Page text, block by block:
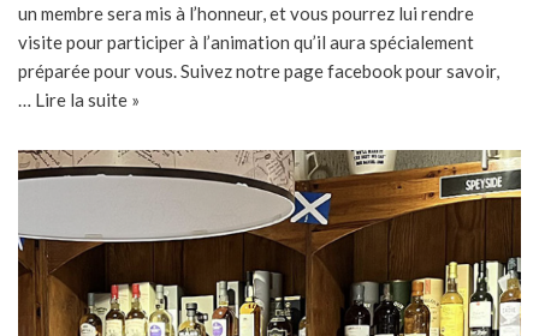
un membre sera mis à l’honneur, et vous pourrez lui rendre
visite pour participer à l’animation qu’il aura spécialement
préparée pour vous. Suivez notre page facebook pour savoir,
… Lire la suite »